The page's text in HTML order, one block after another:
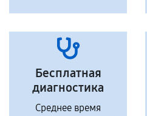
Бесплатная
диагностика
Среднее время